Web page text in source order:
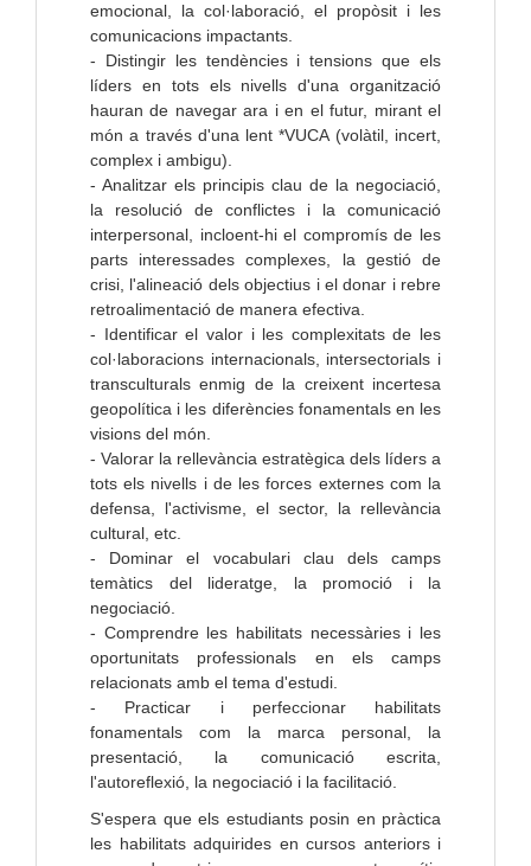
emocional, la col·laboració, el propòsit i les
comunicacions impactants.
- Distingir les tendències i tensions que els
líders en tots els nivells d'una organització
hauran de navegar ara i en el futur, mirant el
món a través d'una lent *VUCA (volàtil, incert,
complex i ambigu).
- Analitzar els principis clau de la negociació,
la resolució de conflictes i la comunicació
interpersonal, incloent-hi el compromís de les
parts interessades complexes, la gestió de
crisi, l'alineació dels objectius i el donar i rebre
retroalimentació de manera efectiva.
- Identificar el valor i les complexitats de les
col·laboracions internacionals, intersectorials i
transculturals enmig de la creixent incertesa
geopolítica i les diferències fonamentals en les
visions del món.
- Valorar la rellevància estratègica dels líders a
tots els nivells i de les forces externes com la
defensa, l'activisme, el sector, la rellevància
cultural, etc.
- Dominar el vocabulari clau dels camps
temàtics del lideratge, la promoció i la
negociació.
- Comprendre les habilitats necessàries i les
oportunitats professionals en els camps
relacionats amb el tema d'estudi.
- Practicar i perfeccionar habilitats
fonamentals com la marca personal, la
presentació, la comunicació escrita,
l'autoreflexió, la negociació i la facilitació.
S'espera que els estudiants posin en pràctica
les habilitats adquirides en cursos anteriors i